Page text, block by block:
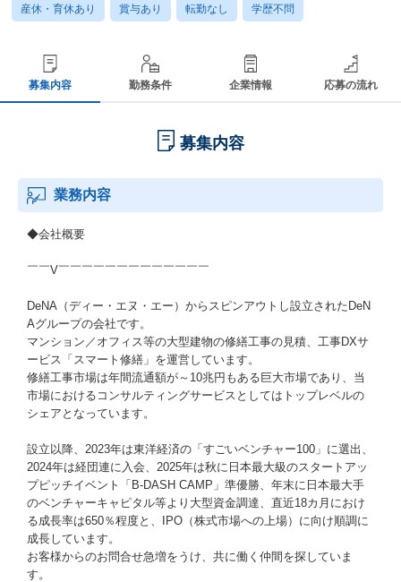
産休・育休あり 賞与あり 転勤なし 学歴不問
募集内容 勤務条件 企業情報 応募の流れ
募集内容
業務内容
◆会社概要
￣￣V￣￣￣￣￣￣￣￣￣￣￣￣￣
DeNA（ディー・エヌ・エー）からスピンアウトし設立されたDeN
Aグループの会社です。
マンション／オフィス等の大型建物の修繕工事の見積、工事DXサ
ービス「スマート修繕」を運営しています。
修繕工事市場は年間流通額が～10兆円もある巨大市場であり、当
市場におけるコンサルティングサービスとしてはトップレベルの
シェアとなっています。
設立以降、2023年は東洋経済の「すごいベンチャー100」に選出、
2024年は経団連に入会、2025年は秋に日本最大級のスタートアッ
プピッチイベント「B-DASH CAMP」準優勝、年末に日本最大手
のベンチャーキャピタル等より大型資金調達、直近18カ月におけ
る成長率は650％程度と、IPO（株式市場への上場）に向け順調に
成長しています。
お客様からのお問合せ急増をうけ、共に働く仲間を探していま
す。